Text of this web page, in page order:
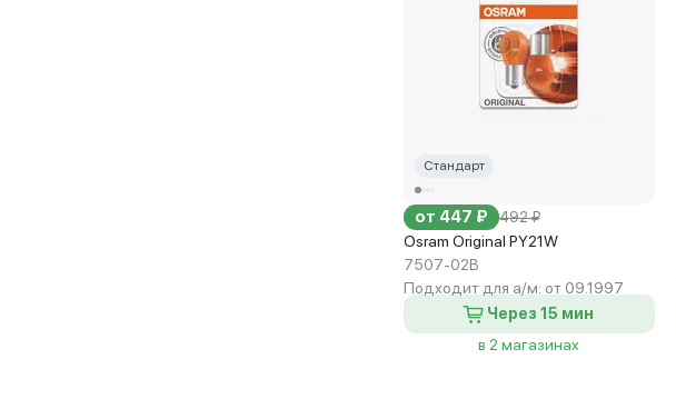
Стандарт
от 447 ₽ 492 ₽
Osram Original PY21W
7507-02B
Подходит для а/м: от 09.1997
Через 15 мин
в 2 магазинах